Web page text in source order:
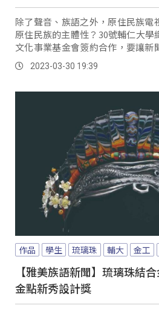
除了聲音、族語之外，原住民族電
原住民族的主體性？30號輔仁大
文化事業基金會簽約合作，要讓新
學合作，以傳統創新的服飾，展現
2023-03-30 19:39
作品 學生 琉璃珠 輔大 金工
【雅美族語新聞】琉璃珠結
金點新秀設計獎